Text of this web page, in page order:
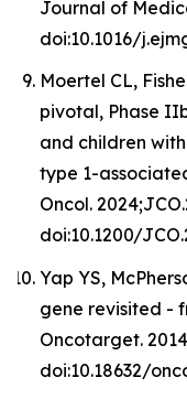
Journal of
doi:10.1016/
Moertel CL,
pivotal, Phase
and children
type 1-
Oncol.
doi:10.1200/
Yap YS,
gene revisited -
Oncotarget.
doi:10.18632/